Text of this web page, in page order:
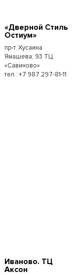
«Дверной Стиль
Остиум»
пр-т. Хусаина
Ямашева, 93 ТЦ
«Савиново»
тел.: +7 987 297-81-11
Иваново. ТЦ
Аксон